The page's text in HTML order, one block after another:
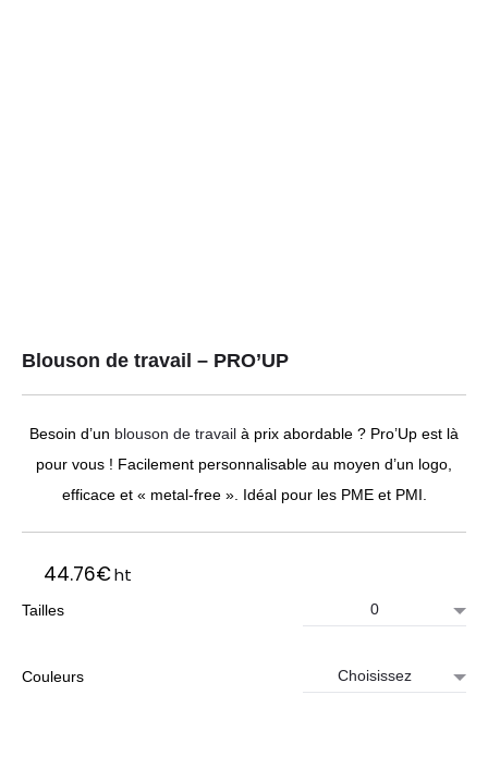
Blouson de travail – PRO’UP
Besoin d’un blouson de travail à prix abordable ? Pro’Up est là
pour vous ! Facilement personnalisable au moyen d’un logo,
efficace et « metal-free ». Idéal pour les PME et PMI.
44.76€ht
Tailles
Couleurs